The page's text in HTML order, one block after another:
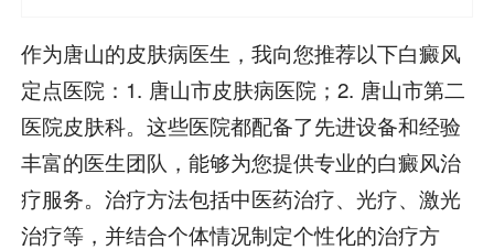
作为唐山的皮肤病医生，我向您推荐以下白癜风
定点医院：1. 唐山市皮肤病医院；2. 唐山市第二
医院皮肤科。这些医院都配备了先进设备和经验
丰富的医生团队，能够为您提供专业的白癜风治
疗服务。治疗方法包括中医药治疗、光疗、激光
治疗等，并结合个体情况制定个性化的治疗方